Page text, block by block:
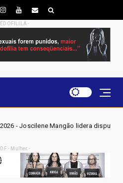
-
disputa por vaga na Alego em
- Mulher -